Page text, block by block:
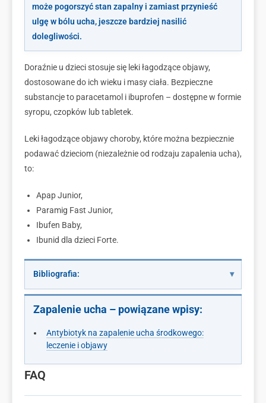
może pogorszyć stan zapalny i zamiast przynieść
ulgę w bólu ucha, jeszcze bardziej nasilić
dolegliwości.
Doraźnie u dzieci stosuje się leki łagodzące objawy,
dostosowane do ich wieku i masy ciała. Bezpieczne
substancje to paracetamol i ibuprofen – dostępne w formie
syropu, czopków lub tabletek.
Leki łagodzące objawy choroby, które można bezpiecznie
podawać dzieciom (niezależnie od rodzaju zapalenia ucha),
to:
Apap Junior,
Paramig Fast Junior,
Ibufen Baby,
Ibunid dla dzieci Forte.
Bibliografia:
Zapalenie ucha – powiązane wpisy:
Antybiotyk na zapalenie ucha środkowego:
leczenie i objawy
FAQ